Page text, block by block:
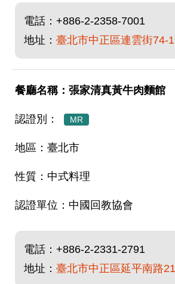
電話： +886-2-2358-7001
地址： 臺北市中正區連雲街74-
張家清真黃牛肉麵館
MR
臺北市
中式料理
中國回教協會
電話： +886-2-2331-2791
地址： 臺北市中正區延平南路